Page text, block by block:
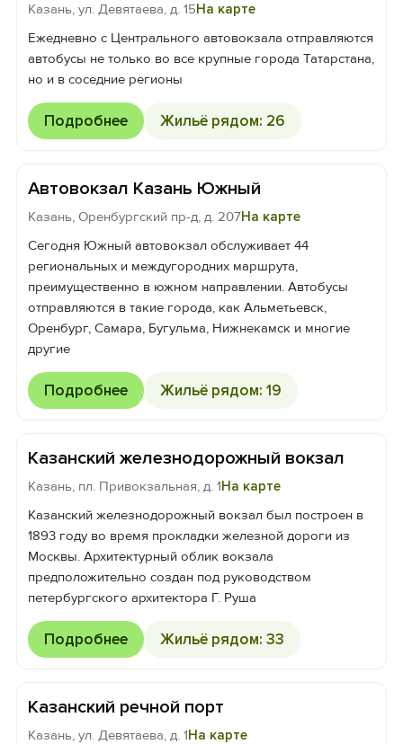
Казань, ул. Девятаева, д. 15На карте
Ежедневно с Центрального автовокзала отправляются
автобусы не только во все крупные города Татарстана,
но и в соседние регионы
Подробнее Жильё рядом: 26
Автовокзал Казань Южный
Казань, Оренбургский пр-д, д. 207На карте
Сегодня Южный автовокзал обслуживает 44
региональных и междугородних маршрута,
преимущественно в южном направлении. Автобусы
отправляются в такие города, как Альметьевск,
Оренбург, Самара, Бугульма, Нижнекамск и многие
другие
Подробнее Жильё рядом: 19
Казанский железнодорожный вокзал
Казань, пл. Привокзальная, д. 1На карте
Казанский железнодорожный вокзал был построен в
1893 году во время прокладки железной дороги из
Москвы. Архитектурный облик вокзала
предположительно создан под руководством
петербургского архитектора Г. Руша
Подробнее Жильё рядом: 33
Казанский речной порт
Казань, ул. Девятаева, д. 1На карте